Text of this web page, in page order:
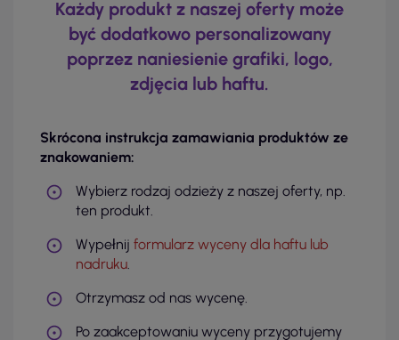
Każdy produkt z naszej oferty może
być dodatkowo personalizowany
poprzez naniesienie grafiki, logo,
zdjęcia lub haftu.
Skrócona instrukcja zamawiania produktów ze
znakowaniem:
Wybierz rodzaj odzieży z naszej oferty, np.
ten produkt.
Wypełnij formularz wyceny dla haftu lub
nadruku.
Otrzymasz od nas wycenę.
Po zaakceptowaniu wyceny przygotujemy